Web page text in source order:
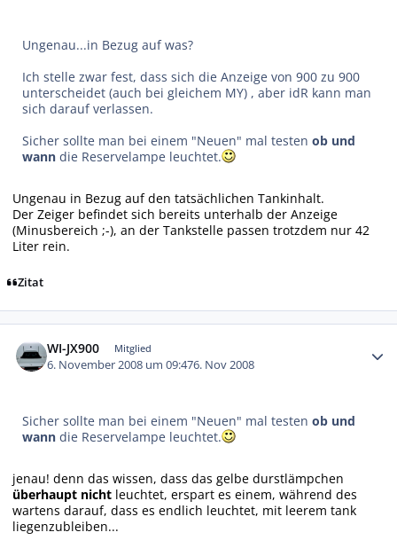
Ungenau...in Bezug auf was?
Ich stelle zwar fest, dass sich die Anzeige von 900 zu 900
unterscheidet (auch bei gleichem MY) , aber idR kann man
sich darauf verlassen.
Sicher sollte man bei einem "Neuen" mal testenob und
wann die Reservelampe leuchtet.
Ungenau in Bezug auf den tatsächlichen Tankinhalt.
Der Zeiger befindet sich bereits unterhalb der Anzeige
(Minusbereich ;-), an der Tankstelle passen trotzdem nur 42
Liter rein.
Zitat
WI-JX900 Mitglied
6. November 2008 um 09:476. Nov 2008
Sicher sollte man bei einem "Neuen" mal testenob und
wann die Reservelampe leuchtet.
jenau! denn das wissen, dass das gelbe durstlämpchen
überhaupt nicht leuchtet, erspart es einem, während des
wartens darauf, dass es endlich leuchtet, mit leerem tank
liegenzubleiben...